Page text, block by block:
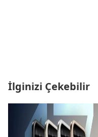
İlginizi Çekebilir